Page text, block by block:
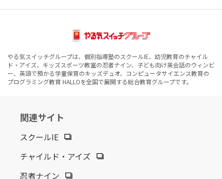
やる気スイッチグループは、個別指導塾のスクールIE、幼児教育のチャイル
ド・アイズ、キッズスポーツ教室の忍者ナイン、子ども向け英会話のウィンビ
ー、英語で預かる学童保育のキッズデュオ、コンピュータサイエンス教育の
プログラミング教育 HALLOを全国で展開する総合教育グループです。
関連サイト
スクールIE
チャイルド・アイズ
忍者ナイン